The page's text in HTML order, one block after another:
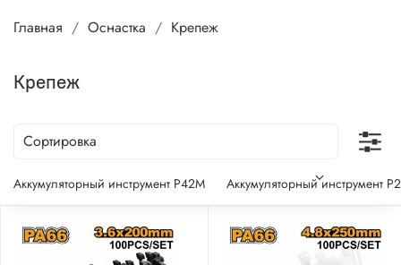
Главная Оснастка Крепеж
Крепеж
Аккумуляторный инструмент P42M Аккумуляторный инструмент